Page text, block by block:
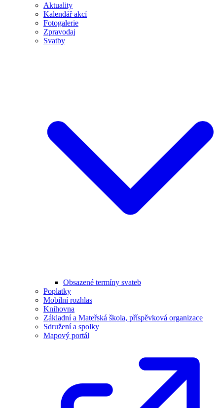
Aktuality
Kalendář akcí
Fotogalerie
Zpravodaj
Svatby
Obsazené termíny svateb
Poplatky
Mobilní rozhlas
Knihovna
Základní a Mateřská škola, příspěvková organizace
Sdružení a spolky
Mapový portál